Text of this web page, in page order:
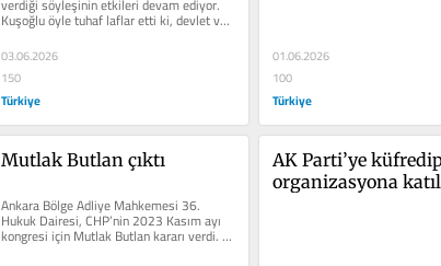
verdiği söyleşinin etkileri devam ediyor.
Kuşoğlu öyle tuhaf laflar etti ki, devlet ve
hükûmet...
03.06.2026
150
Türkiye
01.06.2026
100
Türkiye
Mutlak Butlan çıktı
Ankara Bölge Adliye Mahkemesi 36.
Hukuk Dairesi, CHP’nin 2023 Kasım ayı
kongresi için Mutlak Butlan kararı verdi.
Artık bütün hesaplar...
AK Parti’ye
organizasyona